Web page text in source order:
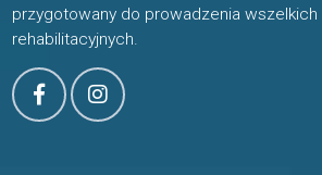
przygotowany do prowadzenia
rehabilitacyjnych.